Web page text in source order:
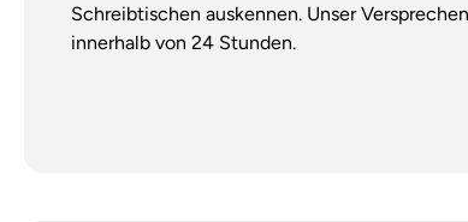
Schreibtischen auskennen. Unser
innerhalb von 24 Stunden.